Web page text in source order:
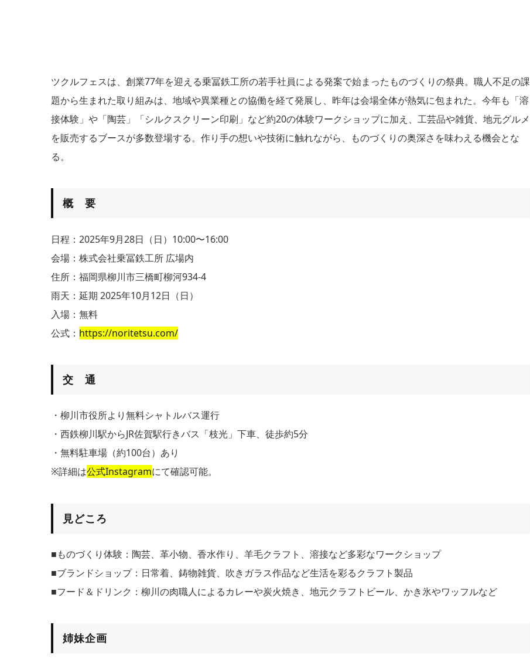
ツクルフェスは、創業77年を迎える乗冨鉄工所の若手社員による発案で始まったものづくりの祭典。職人不足の課
題から生まれた取り組みは、地域や異業種との協働を経て発展し、昨年は会場全体が熱気に包まれた。今年も「溶
接体験」や「陶芸」「シルクスクリーン印刷」など約20の体験ワークショップに加え、工芸品や雑貨、地元グルメ
を販売するブースが多数登場する。作り手の想いや技術に触れながら、ものづくりの奥深さを味わえる機会とな
る。
概 要
日程：2025年9月28日（日）10:00〜16:00
会場：株式会社乗冨鉄工所 広場内
住所：福岡県柳川市三橋町柳河934-4
雨天：延期 2025年10月12日（日）
入場：無料
公式： https://noritetsu.com/
交 通
・柳川市役所より無料シャトルバス運行
・西鉄柳川駅からJR佐賀駅行きバス「枝光」下車、徒歩約5分
・無料駐車場（約100台）あり
※詳細は公式Instagramにて確認可能。
見どころ
■ものづくり体験：陶芸、革小物、香水作り、羊毛クラフト、溶接など多彩なワークショップ
■ブランドショップ：日常着、鋳物雑貨、吹きガラス作品など生活を彩るクラフト製品
■フード＆ドリンク：柳川の肉職人によるカレーや炭火焼き、地元クラフトビール、かき氷やワッフルなど
姉妹企画